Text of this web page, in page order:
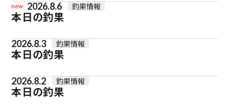
new 2026.8.6 釣果情報
本日の釣果
2026.8.3 釣果情報
本日の釣果
2026.8.2 釣果情報
本日の釣果